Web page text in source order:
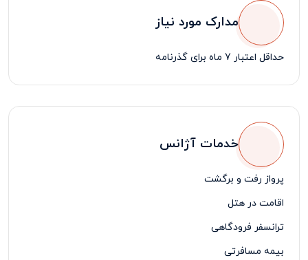
مدارک مورد نیاز
حداقل اعتبار 7 ماه برای گذرنامه
خدمات آژانس
پرواز رفت و برگشت
اقامت در هتل
ترانسفر فرودگاهی
بیمه مسافرتی